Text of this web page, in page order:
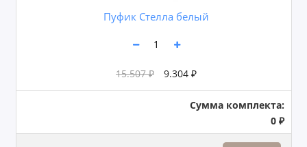
Пуфик Стелла белый
15.507 ₽ 9.304 ₽
Сумма комплекта:
0 ₽